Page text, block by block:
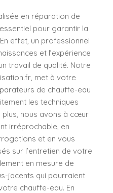
en réparation de
pour garantir la
effet, un professionnel
et l’expérience
travail de qualité. Notre
met à votre
de chauffe-eau
les techniques
nous avons à cœur
irréprochable, en
et en vous
sur l’entretien de votre
en mesure de
jacents qui pourraient
chauffe-eau. En